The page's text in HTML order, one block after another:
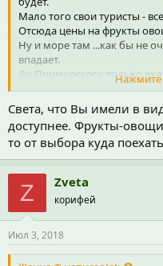
Мало того свои туристы -
Отсюда цены на фрукты
Ну и море там ...как бы не
впадает.
До Приморского только
Из плюсов - много
недели и никуда вообще не
Много кафешек, всяких и
Рынок какой-никакой есть.
Гудаута и Сухум рядом, на
И там вот настоящие рынки.
Кындыг - деревня, отсюда
"Самшитовая роща" и,
я просто уверена - много
ещё есть.
Чтобы не думалось о
Нажмите
Света, что Вы имели в
доступнее. Фрукты-
то от выбора куда
Z Zveta
корифей
Июл 3, 2018